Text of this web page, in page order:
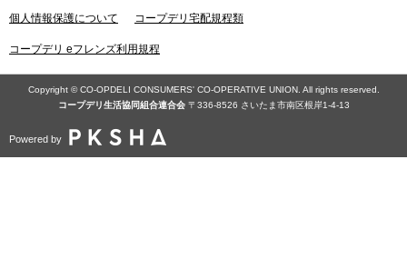
個人情報保護について コープデリ宅配規程類
コープデリ eフレンズ利用規程
Copyright © CO-OPDELI CONSUMERS' CO-OPERATIVE UNION. All rights reserved.
コープデリ⽣活協同組合連合会〒336-8526 さいたま市南区根岸1-4-13
Powered by